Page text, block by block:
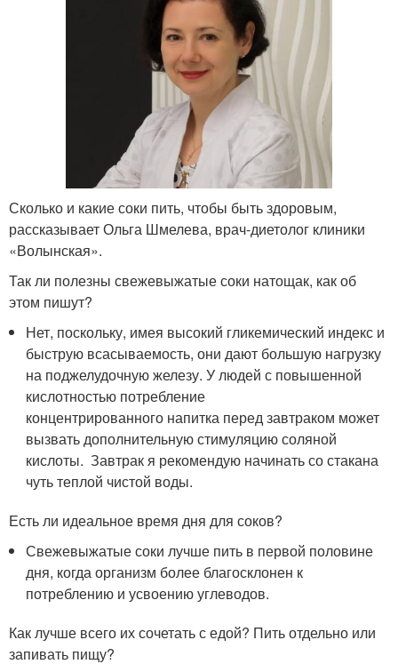
Сколько и какие соки пить, чтобы быть здоровым,
рассказывает Ольга Шмелева, врач-диетолог клиники
«Волынская».
Так ли полезны свежевыжатые соки натощак, как об
этом пишут?
Нет, поскольку, имея высокий гликемический индекс и
быструю всасываемость, они дают большую нагрузку
на поджелудочную железу. У людей с повышенной
кислотностью потребление
концентрированного напитка перед завтраком может
вызвать дополнительную стимуляцию соляной
кислоты. Завтрак я рекомендую начинать со стакана
чуть теплой чистой воды.
Есть ли идеальное время дня для соков?
Свежевыжатые соки лучше пить в первой половине
дня, когда организм более благосклонен к
потреблению и усвоению углеводов.
Как лучше всего их сочетать с едой? Пить отдельно или
запивать пищу?